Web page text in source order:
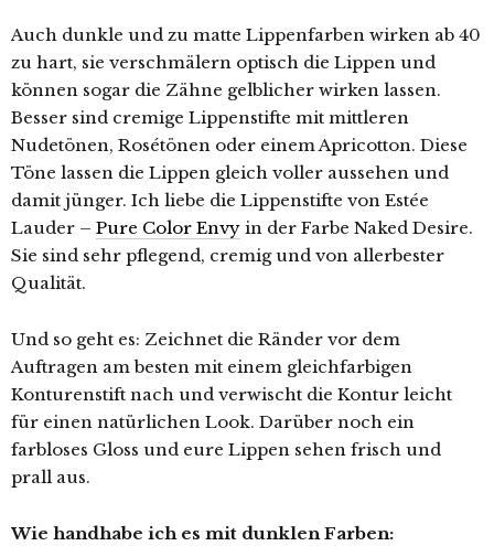
Auch dunkle und zu matte Lippenfarben wirken ab 40
zu hart, sie verschmälern optisch die Lippen und
können sogar die Zähne gelblicher wirken lassen.
Besser sind cremige Lippenstifte mit mittleren
Nudetönen, Rosétönen oder einem Apricotton. Diese
Töne lassen die Lippen gleich voller aussehen und
damit jünger. Ich liebe die Lippenstifte von Estée
Lauder – Pure Color Envy in der Farbe Naked Desire.
Sie sind sehr pflegend, cremig und von allerbester
Qualität.
Und so geht es: Zeichnet die Ränder vor dem
Auftragen am besten mit einem gleichfarbigen
Konturenstift nach und verwischt die Kontur leicht
für einen natürlichen Look. Darüber noch ein
farbloses Gloss und eure Lippen sehen frisch und
prall aus.
Wie handhabe ich es mit dunklen Farben: